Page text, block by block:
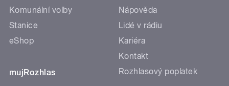
Komunální volby
Stanice
eShop
mujRozhlas
Nápověda
Lidé v rádiu
Kariéra
Kontakt
Rozhlasový poplatek